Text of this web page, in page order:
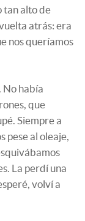
tan alto de
atrás: era
nos queríamos
No había
que
Siempre a
pese al oleaje,
La perdí una
volví a